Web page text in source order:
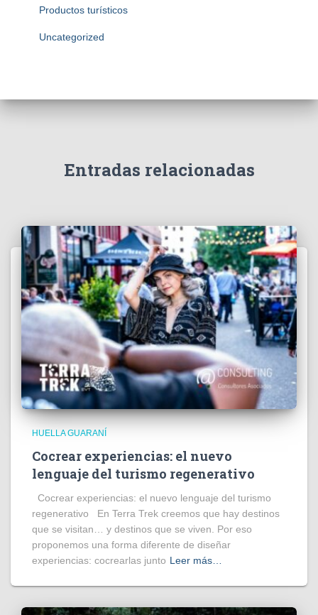
Productos turísticos
Uncategorized
Entradas relacionadas
HUELLA GUARANÍ
Cocrear experiencias: el nuevo
lenguaje del turismo regenerativo
Cocrear experiencias: el nuevo lenguaje del turismo
regenerativo En Terra Trek creemos que hay destinos
que se visitan… y destinos que se viven. Por eso
proponemos una forma diferente de diseñar
experiencias: cocrearlas junto Leer más…